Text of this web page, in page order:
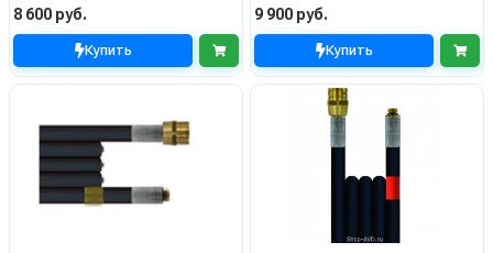
8 600 руб.
Купить
9 900 руб.
Купить